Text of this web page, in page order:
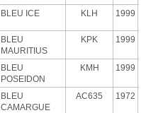
BLEU ICE KLH 1999
BLEU
MAURITIUS
KPK 1999
BLEU
POSEIDON
KMH 1999
BLEU
CAMARGUE
AC635 1972